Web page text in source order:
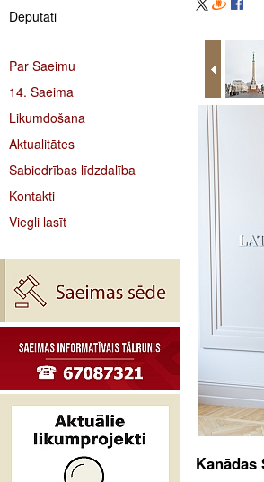
Deputāti
Par Saeimu
14. Saeima
Likumdošana
Aktualitātes
Sabiedrības līdzdalība
Kontakti
Viegli lasīt